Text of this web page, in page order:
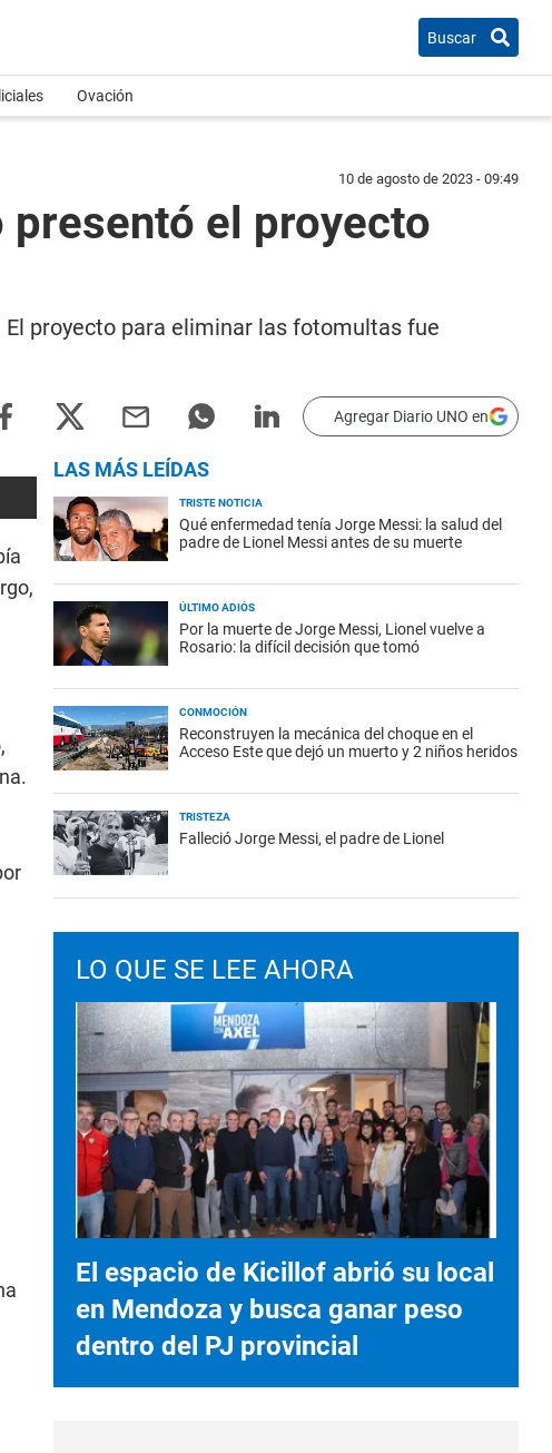
Buscar
Ovación
10 de agosto de 2023 - 09:49
presentó el proyecto
proyecto para eliminar las fotomultas fue
Agregar Diario UNO en
LAS MÁS LEÍDAS
TRISTE NOTICIA
Qué enfermedad tenía Jorge Messi: la salud del
padre de Lionel Messi antes de su muerte
ÚLTIMO ADIÓS
Por la muerte de Jorge Messi, Lionel vuelve a
Rosario: la difícil decisión que tomó
CONMOCIÓN
Reconstruyen la mecánica del choque en el
Acceso Este que dejó un muerto y 2 niños heridos
TRISTEZA
Falleció Jorge Messi, el padre de Lionel
LO QUE SE LEE AHORA
El espacio de Kicillof abrió su local
en Mendoza y busca ganar peso
dentro del PJ provincial